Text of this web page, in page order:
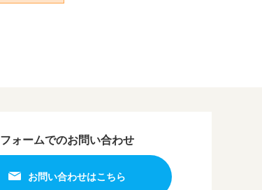
フォームでのお問い合わせ
お問い合わせはこちら